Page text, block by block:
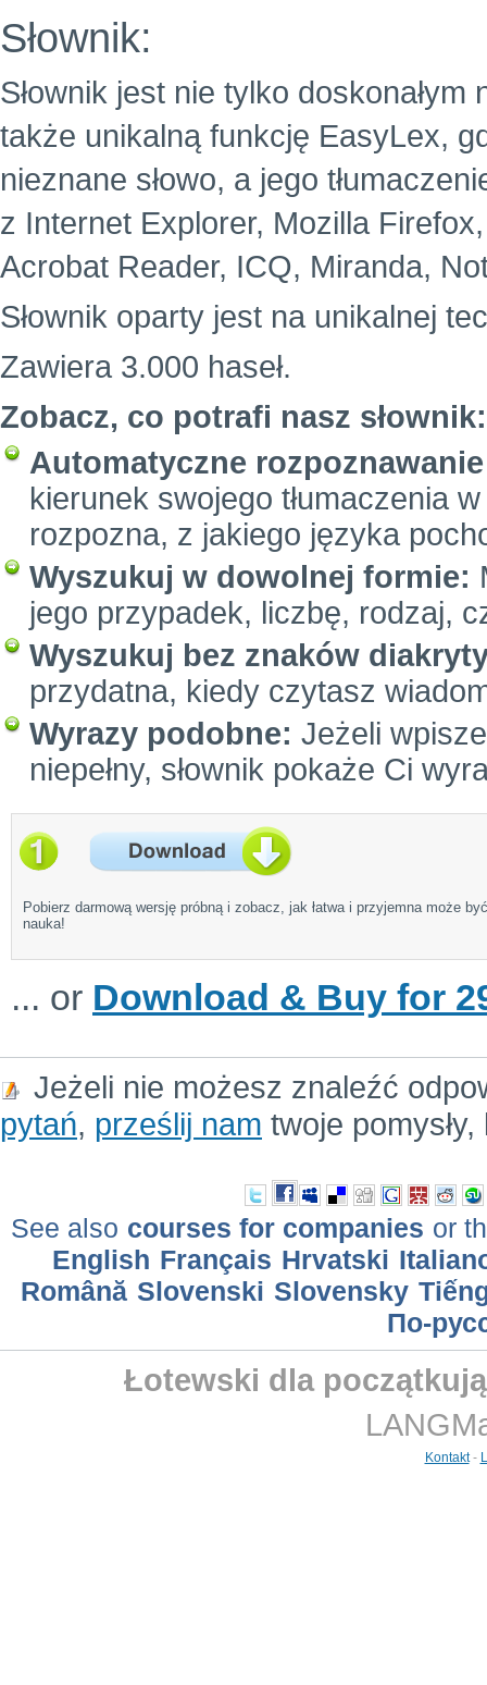
Słownik:
Słownik jest nie tylko
także unikalną funkcję EasyLex,
nieznane słowo, a jego
z Internet Explorer, Mozilla
Acrobat Reader, ICQ, Miranda,
Słownik oparty jest na unikalnej
Zawiera 3.000 haseł.
Zobacz, co potrafi nasz słownik:
Automatyczne
kierunek swojego tłumaczenia
rozpozna, z jakiego języka
Wyszukuj w dowolnej formie:
jego przypadek, liczbę, rodzaj,
Wyszukuj bez znaków
przydatna, kiedy czytasz
Wyrazy podobne: Jeżeli
niepełny, słownik pokaże Ci
Pobierz darmową wersję próbną i zobacz, jak łatwa i przyjemna może być
nauka!
... or Download & Buy for
Jeżeli nie możesz znaleźć
pytań, prześlij nam twoje
See also courses for companies or
English Français Hrvatski
Română Slovenski Slovensky
По-
Łotewski dla
Kontakt-